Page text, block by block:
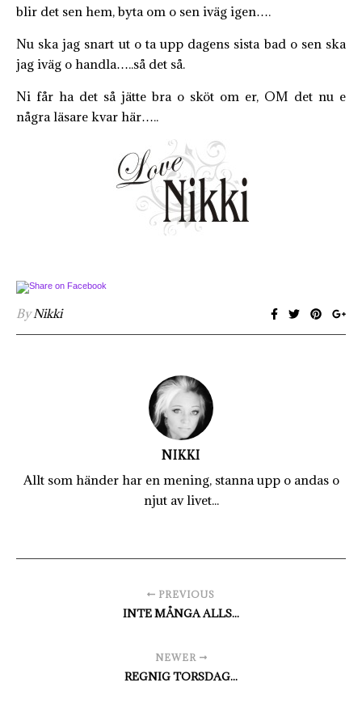
blir det sen hem, byta om o sen iväg igen….
Nu ska jag snart ut o ta upp dagens sista bad o sen ska
jag iväg o handla…..så det så.
Ni får ha det så jätte bra o sköt om er, OM det nu e
några läsare kvar här…..
ByNikki
NIKKI
Allt som händer har en mening, stanna upp o andas o
njut av livet...
PREVIOUS
INTE MÅNGA ALLS...
NEWER
REGNIG TORSDAG...